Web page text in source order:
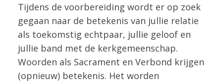
Tijdens de voorbereiding wordt er op zoek
gegaan naar de betekenis van jullie relatie
als toekomstig echtpaar, jullie geloof en
jullie band met de kerkgemeenschap.
Woorden als Sacrament en Verbond krijgen
(opnieuw) betekenis. Het worden